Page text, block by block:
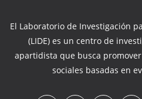
El Laboratorio de Investigación
(LIDE) es un centro de
apartidista que busca
sociales basadas en